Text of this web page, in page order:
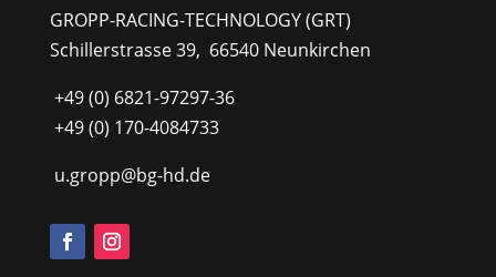
GROPP-RACING-TECHNOLOGY (GRT)
Schillerstrasse 39, 66540 Neunkirchen
+49 (0) 6821-97297-36
+49 (0) 170-4084733
u.gropp@bg-hd.de